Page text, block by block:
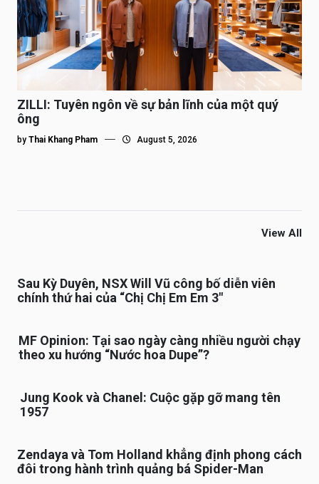
ZILLI: Tuyên ngôn về sự bản lĩnh của một quý
ông
by Thai Khang Pham August 5, 2026
View All
Sau Kỳ Duyên, NSX Will Vũ công bố diễn viên
chính thứ hai của “Chị Chị Em Em 3″
MF Opinion: Tại sao ngày càng nhiều người chạy
theo xu hướng “Nước hoa Dupe”?
Jung Kook và Chanel: Cuộc gặp gỡ mang tên
1957
Zendaya và Tom Holland khẳng định phong cách
đôi trong hành trình quảng bá Spider-Man